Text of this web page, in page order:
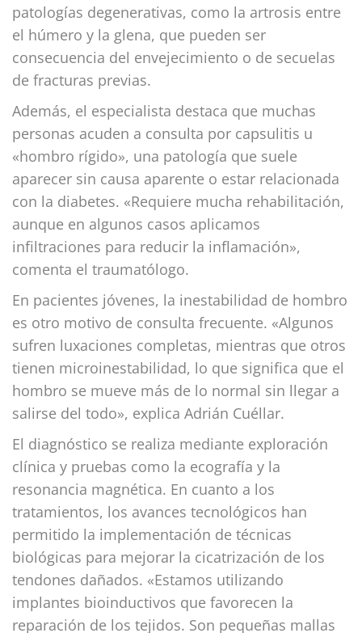
patologías degenerativas, como la artrosis entre
el húmero y la glena, que pueden ser
consecuencia del envejecimiento o de secuelas
de fracturas previas.
Además, el especialista destaca que muchas
personas acuden a consulta por capsulitis u
«hombro rígido», una patología que suele
aparecer sin causa aparente o estar relacionada
con la diabetes. «Requiere mucha rehabilitación,
aunque en algunos casos aplicamos
infiltraciones para reducir la inflamación»,
comenta el traumatólogo.
En pacientes jóvenes, la inestabilidad de hombro
es otro motivo de consulta frecuente. «Algunos
sufren luxaciones completas, mientras que otros
tienen microinestabilidad, lo que significa que el
hombro se mueve más de lo normal sin llegar a
salirse del todo», explica Adrián Cuéllar.
El diagnóstico se realiza mediante exploración
clínica y pruebas como la ecografía y la
resonancia magnética. En cuanto a los
tratamientos, los avances tecnológicos han
permitido la implementación de técnicas
biológicas para mejorar la cicatrización de los
tendones dañados. «Estamos utilizando
implantes bioinductivos que favorecen la
reparación de los tejidos. Son pequeñas mallas